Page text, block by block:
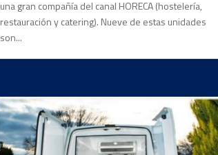
una gran compañía del canal HORECA (hostelería,
restauración y catering). Nueve de estas unidades
son...